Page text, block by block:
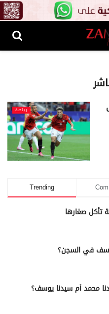
رياضة
Trending
في السجن؟
محمد أم سيدنا يوسف؟